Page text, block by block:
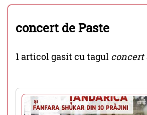
concert de Paste
1 articol gasit cu tagul concert